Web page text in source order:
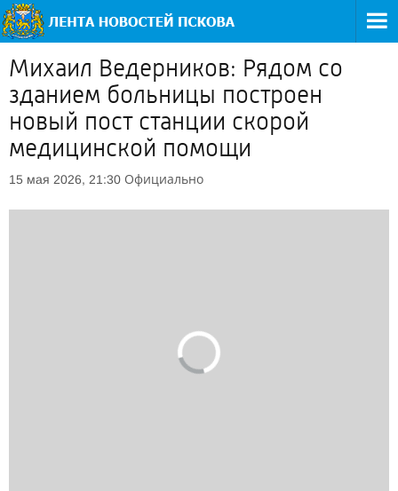
Михаил Ведерников: Рядом со
зданием больницы построен
новый пост станции скорой
медицинской помощи
15 мая 2026, 21:30 Официально